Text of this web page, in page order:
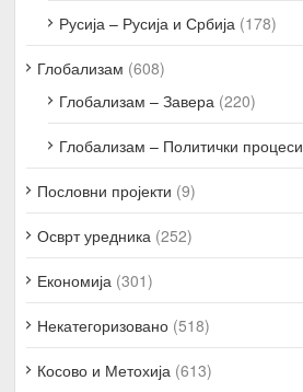
Русија – Русија и Србија (178)
Глобализам (608)
Глобализам – Завера (220)
Глобализам – Политички процеси
Пословни пројекти (9)
Осврт уредника (252)
Економија (301)
Некатегоризовано (518)
Косово и Метохија (613)